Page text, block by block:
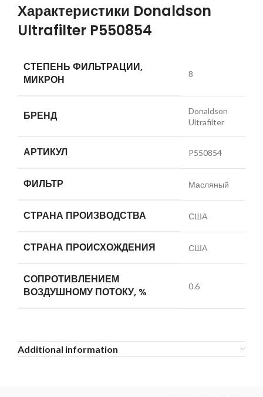
Характеристики Donaldson
Ultrafilter P550854
СТЕПЕНЬ ФИЛЬТРАЦИИ,
МИКРОН
8
БРЕНД
Donaldson
Ultrafilter
АРТИКУЛ P550854
ФИЛЬТР Масляный
СТРАНА ПРОИЗВОДСТВА США
СТРАНА ПРОИСХОЖДЕНИЯ США
СОПРОТИВЛЕНИЕМ
ВОЗДУШНОМУ ПОТОКУ, %
0.6
Additional information